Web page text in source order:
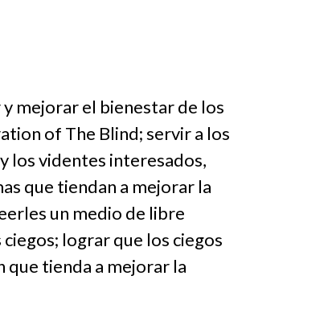
mejorar el bienestar de los
of The Blind; servir a los
los videntes interesados,
que tiendan a mejorar la
un medio de libre
lograr que los ciegos
que tienda a mejorar la